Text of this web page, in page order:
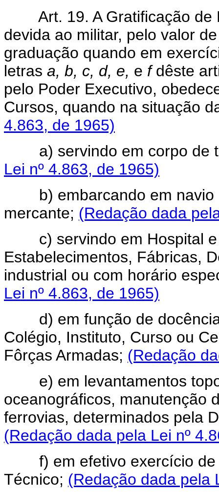
Art. 19. A Gratificação
devida ao militar, pelo valor
graduação quando em
letras a, b, c, d, e, e fdêste
pelo Poder Executivo,
Cursos, quando na situação
4.863, de 1965)
a) servindo em corpo de
Lei nº 4.863, de 1965)
b) embarcando em navio
mercante; (Redação dada
c) servindo em Hospital e
Estabelecimentos, Fábricas,
industrial ou com horário
Lei nº 4.863, de 1965)
d) em função de docência,
Colégio, Instituto, Curso ou
Fôrças Armadas; (Redação
e) em levantamentos
oceanográficos, manutenção
ferrovias, determinados pela
(Redação dada pela Lei nº
f) em efetivo exercício de
Técnico; (Redação dada pela